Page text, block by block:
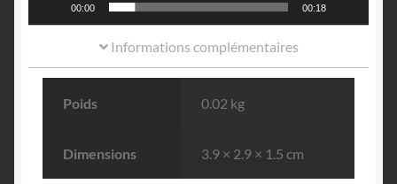
00:00 00:18
Informations complémentaires
Poids 0.02 kg
Dimensions 3.9 × 2.9 × 1.5 cm